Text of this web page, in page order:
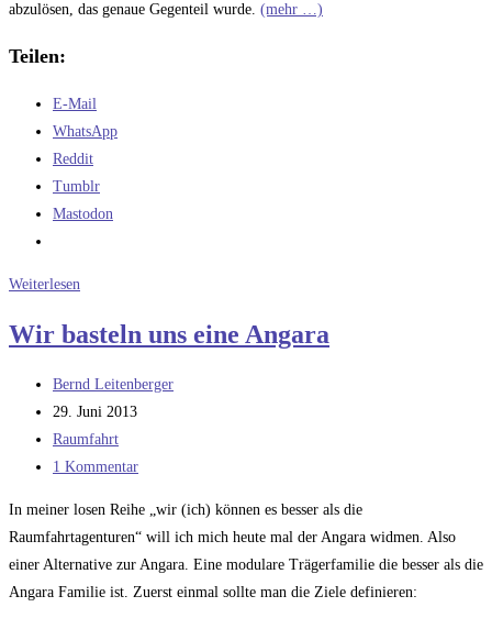
abzulösen, das genaue Gegenteil wurde. (mehr …)
Teilen:
E-Mail
WhatsApp
Reddit
Tumblr
Mastodon
Weiterlesen
aus
Angara
Wir basteln uns eine Angara
Beitrags-
Autor:
Bernd Leitenberger
Beitrag
veröffentlicht:
29. Juni 2013
Beitrags-
Kategorie:
Raumfahrt
Beitrags-
1 Kommentar
In meiner losen Reihe „wir (ich) können es besser als die
Raumfahrtagenturen“ will ich mich heute mal der Angara widmen. Also
einer Alternative zur Angara. Eine modulare Trägerfamilie die besser als die
Angara Familie ist. Zuerst einmal sollte man die Ziele definieren: